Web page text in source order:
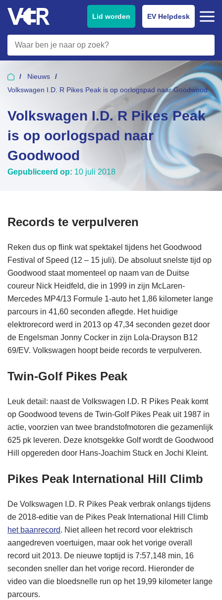
Lid worden EV Helpdesk
Nieuws
Volkswagen I.D. R Pikes Peak is op oorlogspad naar Goodwood
Volkswagen I.D. R Pikes Peak
is op oorlogspad naar
Goodwood
Gepubliceerd op: 10 juli 2018
Records te verpulveren
Reken dus op flink wat spektakel tijdens het Goodwood
Festival of Speed (12 – 15 juli). De absoluut snelste tijd op
Goodwood staat momenteel op naam van de Duitse
coureur Nick Heidfeld, die in 1999 in zijn McLaren-
Mercedes MP4/13 Formule 1-auto het 1,86 kilometer lange
parcours in 41,60 seconden aflegde. Het huidige
elektrorecord werd in 2013 op 47,34 seconden gezet door
de Engelsman Jonny Cocker in zijn Lola-Drayson B12
69/EV. Volkswagen hoopt beide records te verpulveren.
Twin-Golf Pikes Peak
Leuk detail: naast de Volkswagen I.D. R Pikes Peak komt
op Goodwood tevens de Twin-Golf Pikes Peak uit 1987 in
actie, voorzien van twee brandstofmotoren die gezamenlijk
625 pk leveren. Deze knotsgekke Golf wordt de Goodwood
Hill opgereden door Hans-Joachim Stuck en Jochi Kleint.
Pikes Peak International Hill Climb
De Volkswagen I.D. R Pikes Peak verbrak onlangs tijdens
de 2018-editie van de Pikes Peak International Hill Climb
het baanrecord. Niet alleen het record voor elektrisch
aangedreven voertuigen, maar ook het vorige overall
record uit 2013. De nieuwe toptijd is 7:57,148 min, 16
seconden sneller dan het vorige record. Hieronder de
video van die bloedsnelle run op het 19,99 kilometer lange
parcours.